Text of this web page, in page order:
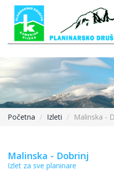
Početna Izleti Malinska -
Malinska - Dobrinj
Izlet za sve planinare